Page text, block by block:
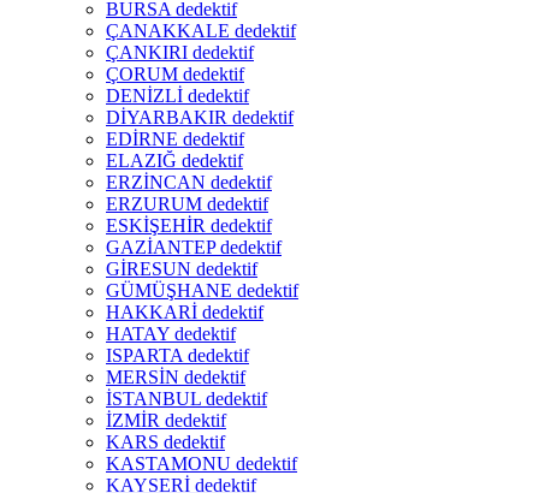
BURSA dedektif
ÇANAKKALE dedektif
ÇANKIRI dedektif
ÇORUM dedektif
DENİZLİ dedektif
DİYARBAKIR dedektif
EDİRNE dedektif
ELAZIĞ dedektif
ERZİNCAN dedektif
ERZURUM dedektif
ESKİŞEHİR dedektif
GAZİANTEP dedektif
GİRESUN dedektif
GÜMÜŞHANE dedektif
HAKKARİ dedektif
HATAY dedektif
ISPARTA dedektif
MERSİN dedektif
İSTANBUL dedektif
İZMİR dedektif
KARS dedektif
KASTAMONU dedektif
KAYSERİ dedektif